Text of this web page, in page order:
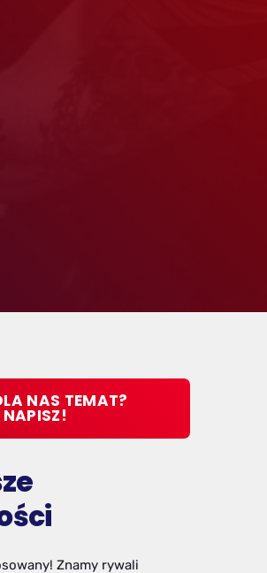
NAS TEMAT?
NAPISZ!
Znamy rywali